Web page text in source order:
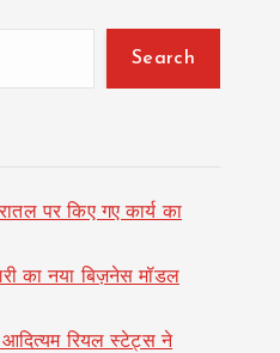
Search
पर किए गए कार्य का
का नया बिज़नेस मॉडल
रियल स्टेट्स ने